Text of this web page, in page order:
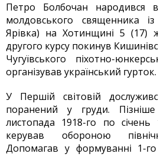
Петро Болбочан народився
молдовського священника
Ярівка) на Хотинщині 5 (17)
другого курсу покинув
Чугуївського піхотно-
організував український гурток.
У Першій світовій
поранений у груди.
листопада 1918-го по
керував обороною
Допомагав у формуванні 1-го